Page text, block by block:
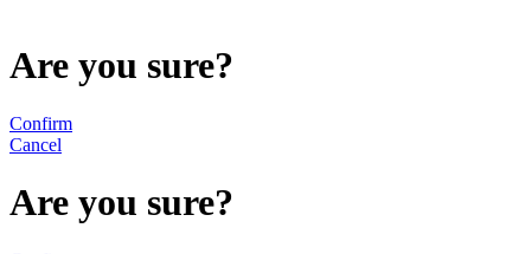
Are you sure?
Confirm
Cancel
Are you sure?